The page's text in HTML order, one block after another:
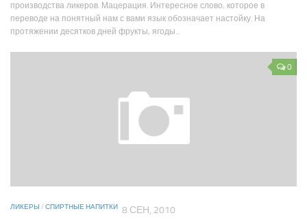
производства ликеров. Мацерация. Интересное слово, которое в
переводе на понятный нам с вами язык обозначает настойку. На
протяжении десятков дней фрукты, ягоды...
0
ЛИКЕРЫ /СПИРТНЫЕ НАПИТКИ 8 СЕН, 2010